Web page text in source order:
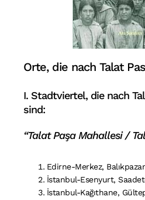
Orte, die nach Talat
I. Stadtviertel, die nach
sind:
“Talat Paşa Mahallesi /
Edirne-Merkez,
İstanbul-Esenyurt,
İstanbul-Kağıthane,